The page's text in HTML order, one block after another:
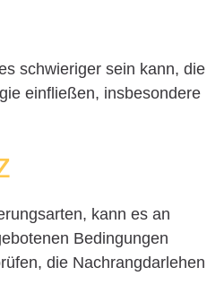
schwieriger sein kann, die
einfließen, insbesondere
kann es an
Bedingungen
die Nachrangdarlehen